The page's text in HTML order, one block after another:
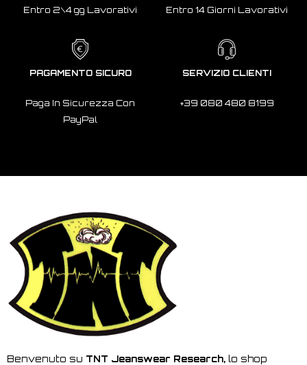
Entro 2\4 gg Lavorativi Entro 14 Giorni Lavorativi
PAGAMENTO SICURO
Paga In Sicurezza Con
PayPal
SERVIZIO CLIENTI
+39 080 480 8199
Benvenuto su TNT Jeanswear Research, lo shop